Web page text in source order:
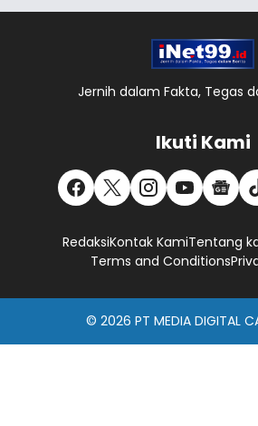
Jernih dalam Fakta, Tegas
Ikuti Kami
RedaksiKontak KamiTentang
Terms and Conditions
© 2026 PT MEDIA DIGITAL